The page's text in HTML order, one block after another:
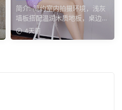
影】紫裙衬温婉，轻咳敛神
态，步履尽显优雅格调。
简介: 简约室内拍摄环境，浅灰
墙板搭配温润木质地板，桌边鲜
花点缀空间氛围。小清...
4天前